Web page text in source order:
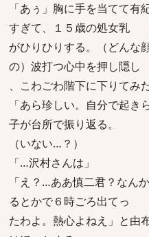
「あぅ」胸に手を当てて
すぎて、１５歳の処女乳
がひりひりする。（どんな
の）波打つ心中を押し隠し
、こわごわ階下に下りてみた
「あら珍しい。自分で起
子が台所で振り返る。
（いない…？）
「…沢村さんは」
「え？…ああ慎二君？なん
るとかで６時ごろ出てっ
たわよ。熱心よねえ」と由